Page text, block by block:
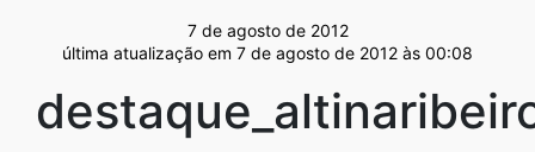
7 de agosto de 2012
última atualização em 7 de agosto de 2012 às 00:08